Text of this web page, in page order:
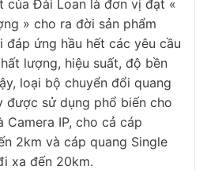
của Đài Loan là đơn vị đạt «
» cho ra đời sản phẩm
ứng hầu hết các yêu cầu
lượng, hiệu suất, độ bền
loại bộ chuyển đổi quang
được sử dụng phổ biến cho
Camera IP, cho cả cáp
2km và cáp quang Single
xa đến 20km.